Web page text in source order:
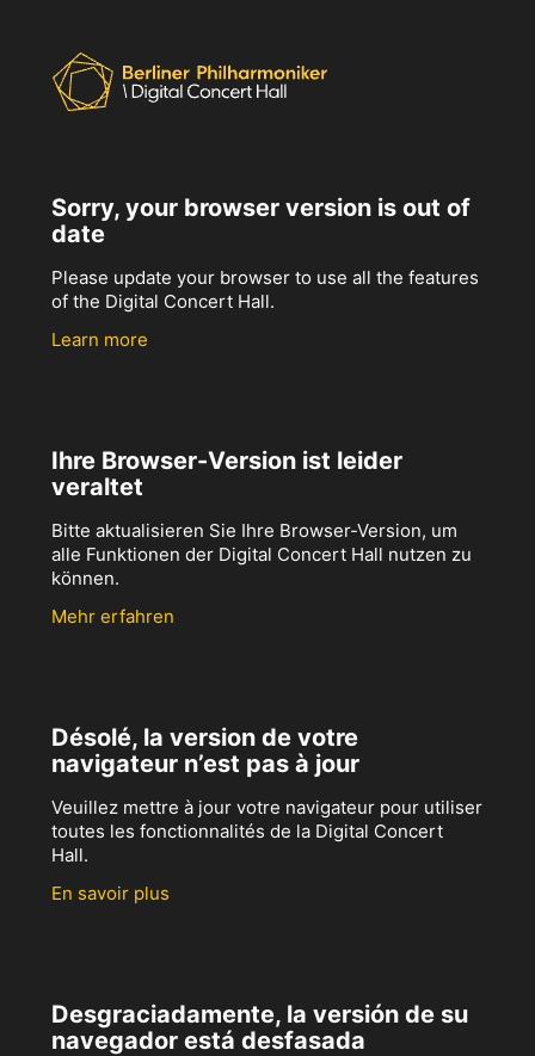
Sorry, your browser version is out of
date
Please update your browser to use all the features
of the Digital Concert Hall.
Learn more
Ihre Browser-Version ist leider
veraltet
Bitte aktualisieren Sie Ihre Browser-Version, um
alle Funktionen der Digital Concert Hall nutzen zu
können.
Mehr erfahren
Désolé, la version de votre
navigateur n’est pas à jour
Veuillez mettre à jour votre navigateur pour utiliser
toutes les fonctionnalités de la Digital Concert
Hall.
En savoir plus
Desgraciadamente, la versión de su
navegador está desfasada